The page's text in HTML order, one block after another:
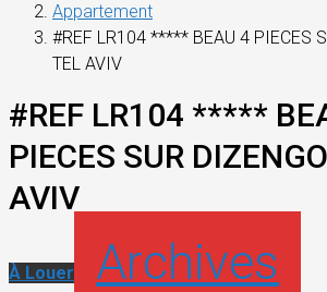
Appartement
#REF LR104 ***** BEAU 4 PIECES
TEL AVIV
#REF LR104 *****
PIECES SUR
AVIV
À Louer Archives